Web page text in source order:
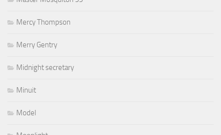
Mercy Thompson
Merry Gentry
Midnight secretary
Minuit
Model